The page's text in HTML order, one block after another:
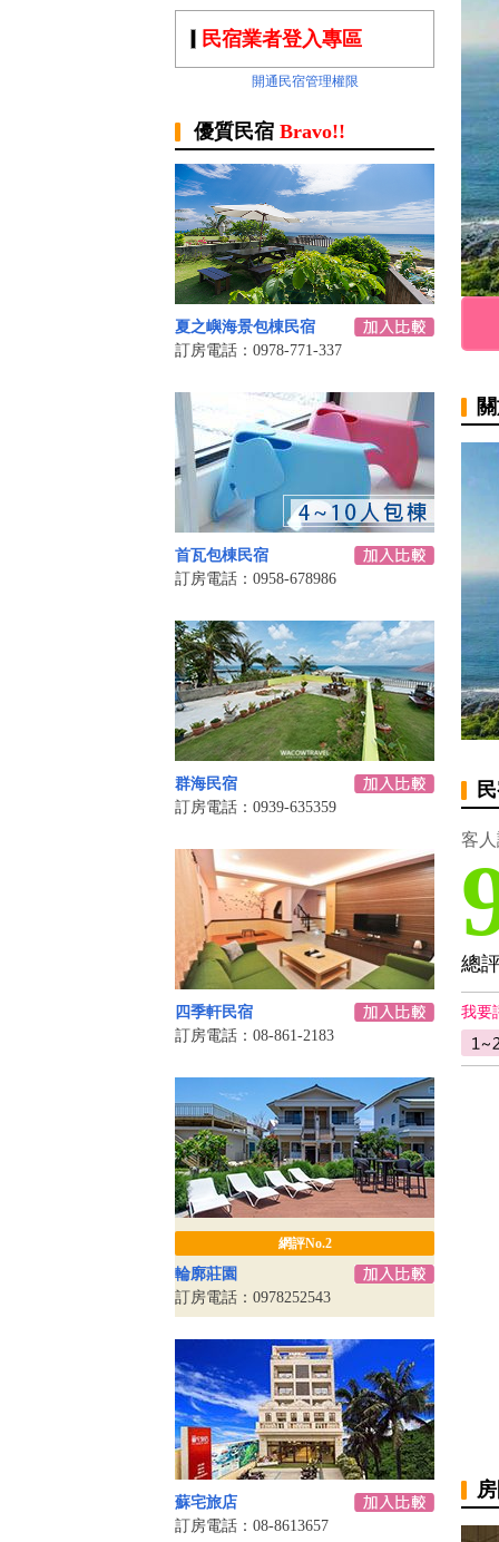
民宿業者登入專區
開通民宿管理權限
優質民宿 Bravo!!
夏之嶼海景包棟民宿
訂房電話：0978-771-337
首瓦包棟民宿
訂房電話：0958-678986
群海民宿
訂房電話：0939-635359
四季軒民宿
訂房電話：08-861-2183
網評No.2
輪廓莊園
訂房電話：0978252543
蘇宅旅店
訂房電話：08-8613657
客
總
我要